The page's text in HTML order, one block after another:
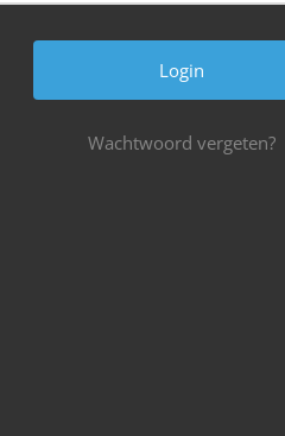
Wachtwoord vergeten?